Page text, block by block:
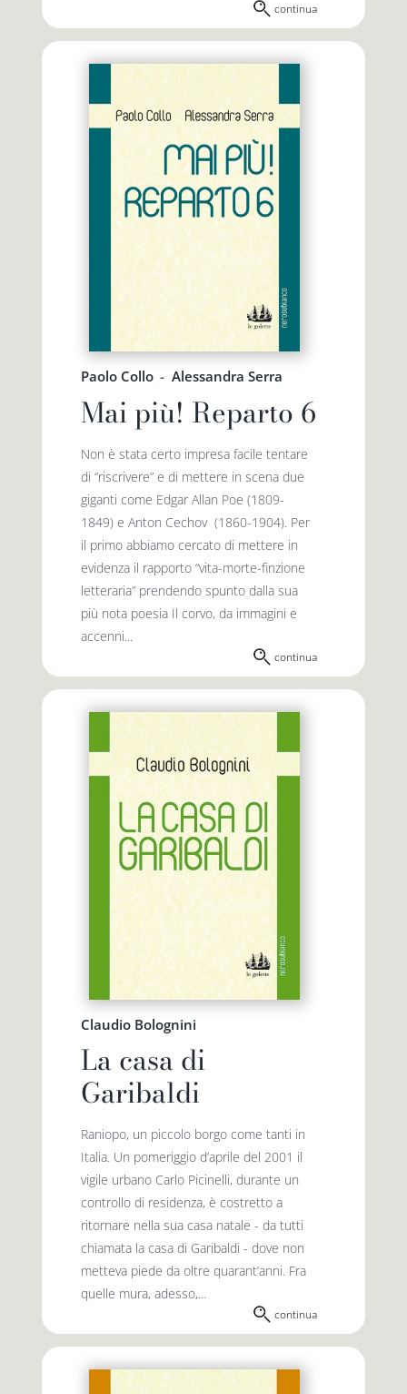
continua
Paolo Collo - Alessandra Serra
Mai più! Reparto 6
Non è stata certo impresa facile tentare
di “riscrivere” e di mettere in scena due
giganti come Edgar Allan Poe (1809-
1849) e Anton Cechov (1860-1904). Per
il primo abbiamo cercato di mettere in
evidenza il rapporto “vita-morte-finzione
letteraria” prendendo spunto dalla sua
più nota poesia Il corvo, da immagini e
accenni...
continua
Claudio Bolognini
La casa di
Garibaldi
Raniopo, un piccolo borgo come tanti in
Italia. Un pomeriggio d’aprile del 2001 il
vigile urbano Carlo Picinelli, durante un
controllo di residenza, è costretto a
ritornare nella sua casa natale - da tutti
chiamata la casa di Garibaldi - dove non
metteva piede da oltre quarant’anni. Fra
quelle mura, adesso,...
continua